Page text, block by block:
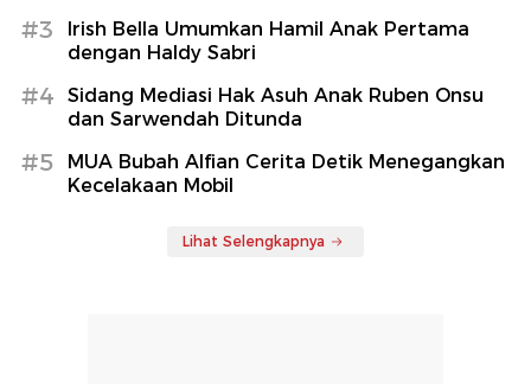
#3
Irish Bella Umumkan Hamil Anak Pertama
dengan Haldy Sabri
#4
Sidang Mediasi Hak Asuh Anak Ruben Onsu
dan Sarwendah Ditunda
#5
MUA Bubah Alfian Cerita Detik Menegangkan
Kecelakaan Mobil
Lihat Selengkapnya